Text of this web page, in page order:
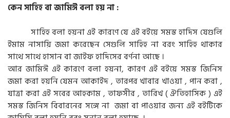
কেন সাহিহ বা জামিঈ বলা হয় না :
সাহিহ বলা হয়না এই কারণে যে এই বইয়ে সমস্ত হাদিস যেগুলি
ইমাম নাসায়ি জমা করেছেন সেগুলি সাহিহ না বরং সাহিহ থাকার
সাথে সাথে হাসান বা জাইফ হাদিসের বর্ণনা আছে ।
আর জামিঈ এই কারণে বলা হয়না, কারণ এই বইয়ে সমস্ত জিনিস
জমা করা হয়নি যেমন আকাইদ , তারপর খাবার খাওয়া , পান করা ,
যাত্রা করা এই সবের আহকাম , তাফসীর , তারিখ ( ঐতিহাসিক ) এই
সমস্ত জিনিস বিবারনের সঙ্গে না জমা বা পাওয়ার জন্য এই বইটিকে